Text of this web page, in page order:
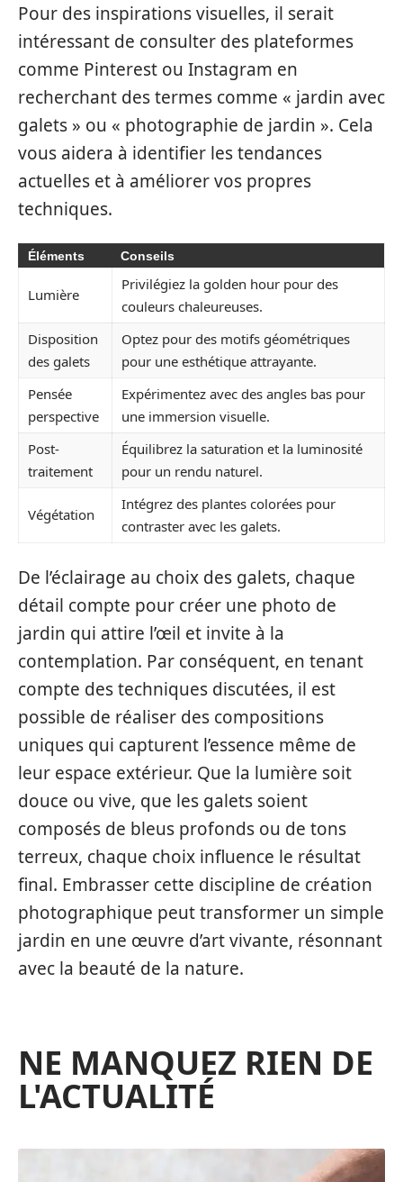
Pour des inspirations visuelles, il serait
intéressant de consulter des plateformes
comme Pinterest ou Instagram en
recherchant des termes comme « jardin avec
galets » ou « photographie de jardin ». Cela
vous aidera à identifier les tendances
actuelles et à améliorer vos propres
techniques.
Éléments Conseils
Lumière
Privilégiez la golden hour pour des
couleurs chaleureuses.
Disposition
des galets
Optez pour des motifs géométriques
pour une esthétique attrayante.
Pensée
perspective
Expérimentez avec des angles bas pour
une immersion visuelle.
Post-
traitement
Équilibrez la saturation et la luminosité
pour un rendu naturel.
Végétation
Intégrez des plantes colorées pour
contraster avec les galets.
De l’éclairage au choix des galets, chaque
détail compte pour créer une photo de
jardin qui attire l’œil et invite à la
contemplation. Par conséquent, en tenant
compte des techniques discutées, il est
possible de réaliser des compositions
uniques qui capturent l’essence même de
leur espace extérieur. Que la lumière soit
douce ou vive, que les galets soient
composés de bleus profonds ou de tons
terreux, chaque choix influence le résultat
final. Embrasser cette discipline de création
photographique peut transformer un simple
jardin en une œuvre d’art vivante, résonnant
avec la beauté de la nature.
NE MANQUEZ RIEN DE
L'ACTUALITÉ